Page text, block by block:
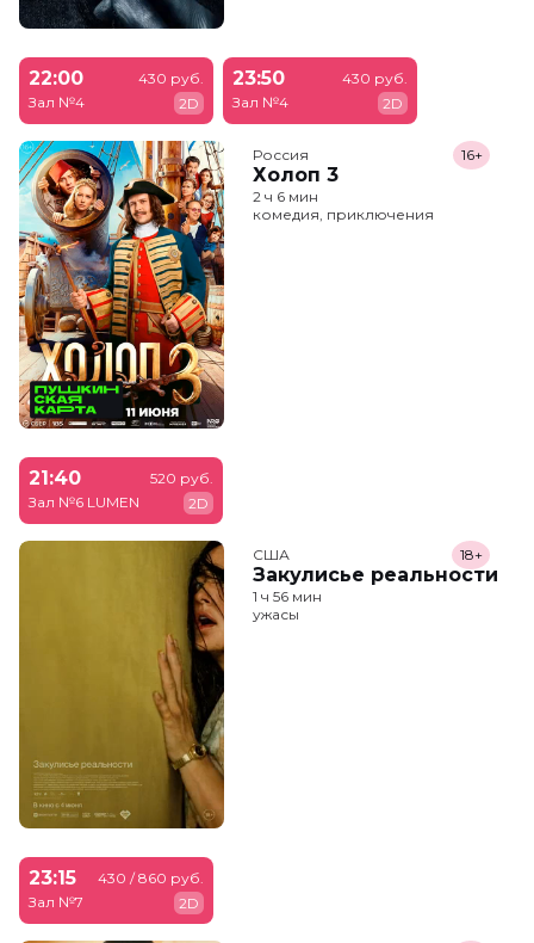
22:00
Зал №4
430 руб.
2D
23:50
Зал №4
430 руб.
2D
Россия
Холоп 3
16+
2 ч 6 мин
комедия, приключения
21:40
Зал №6 LUMEN
520 руб.
2D
США
Закулисье реальности
18+
1 ч 56 мин
ужасы
23:15
Зал №7
430 / 860 руб.
2D